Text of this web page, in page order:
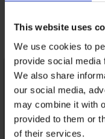
This website uses
We use cookies to
provide social media
We also share
our social media,
may combine it with
provided to them or
of their services.